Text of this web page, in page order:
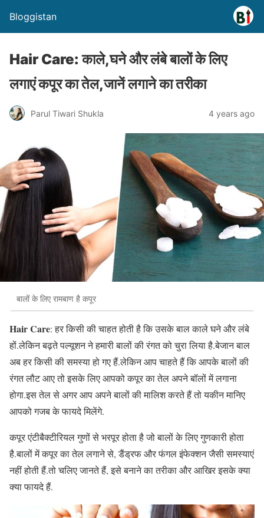
Bloggistan
Hair Care: काले,घने और लंबे बालों के लिए
लगाएं कपूर का तेल,जानें लगाने का तरीका
Parul Tiwari Shukla 4 years ago
बालों के लिए रामबाण है कपूर
Hair Care: हर किसी की चाहत होती है कि उसके बाल काले घने और लंबे
हों.लेकिन बढ़ते पल्यूशन ने हमारी बालों की रंगत को चुरा लिया है.बेजान बाल
अब हर किसी की समस्या हो गए हैं.लेकिन आप चाहते हैं कि आपके बालों की
रंगत लौट आए तो इसके लिए आपको कपूर का तेल अपने बॉलों में लगाना
होगा.इस तेल से अगर आप अपने बालों की मालिश करते हैं तो यकीन मानिए
आपको गजब के फायदे मिलेंगे.
कपूर एंटीबैक्टीरियल गुणों से भरपूर होता है जो बालों के लिए गुणकारी होता
है.बालों में कपूर का तेल लगाने से, डैंड्रफ और फंगल इंफेक्शन जैसी समस्याएं
नहीं होती हैं.तो चलिए जानते हैं, इसे बनाने का तरीका और आखिर इसके क्या
क्या फायदे हैं.